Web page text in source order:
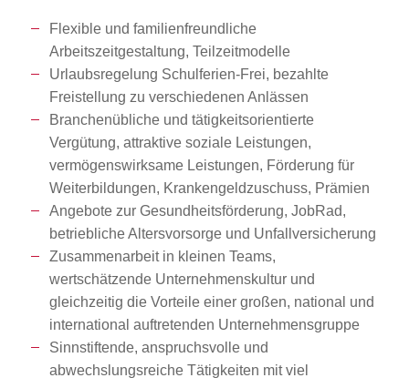
Flexible und familienfreundliche
Arbeitszeitgestaltung, Teilzeitmodelle
Urlaubsregelung Schulferien-Frei, bezahlte
Freistellung zu verschiedenen Anlässen
Branchenübliche und tätigkeitsorientierte
Vergütung, attraktive soziale Leistungen,
vermögenswirksame Leistungen, Förderung für
Weiterbildungen, Krankengeldzuschuss, Prämien
Angebote zur Gesundheitsförderung, JobRad,
betriebliche Altersvorsorge und Unfallversicherung
Zusammenarbeit in kleinen Teams,
wertschätzende Unternehmenskultur und
gleichzeitig die Vorteile einer großen, national und
international auftretenden Unternehmensgruppe
Sinnstiftende, anspruchsvolle und
abwechslungsreiche Tätigkeiten mit viel